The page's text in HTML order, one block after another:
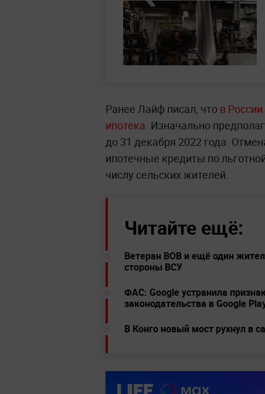
Ранее Лайф писал, что в
ипотека. Изначально
до 31 декабря 2022 года.
ипотечные кредиты по
числу сельских жителей.
Читайте ещё:
Ветеран ВОВ и ещё один
стороны ВСУ
ФАС: Google устранила
законодательства в Google
В Конго новый мост рухнул в